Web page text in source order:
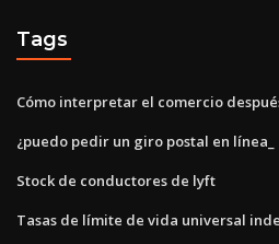
Tags
Cómo interpretar el comercio
¿puedo pedir un giro postal en línea_
Stock de conductores de lyft
Tasas de límite de vida universal